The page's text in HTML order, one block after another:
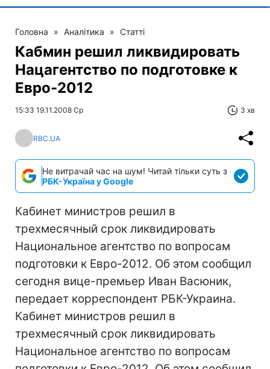
Головна » Аналітика » Статті
Кабмин решил ликвидировать
Нацагентство по подготовке к
Евро-2012
15:33 19.11.2008 Ср 3 хв
RBC.UA
Не витрачай час на шум! Читай тільки суть з
РБК-Україна у Google
Кабинет министров решил в
трехмесячный срок ликвидировать
Национальное агентство по вопросам
подготовки к Евро-2012. Об этом сообщил
сегодня вице-премьер Иван Васюник,
передает корреспондент РБК-Украина.
Кабинет министров решил в
трехмесячный срок ликвидировать
Национальное агентство по вопросам